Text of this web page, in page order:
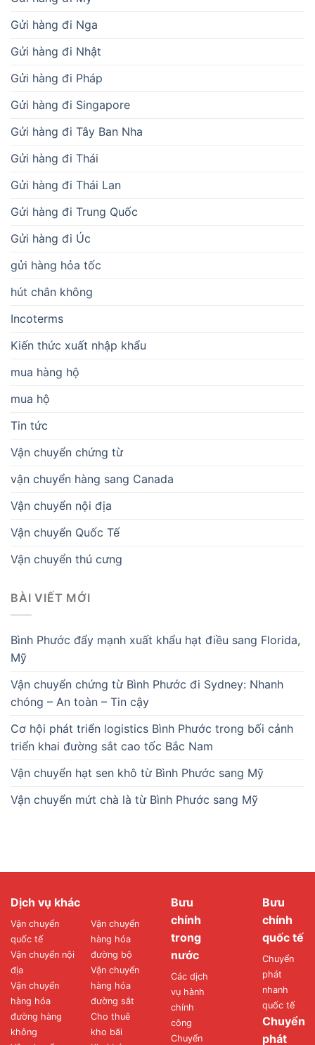
Gửi hàng đi Nga
Gửi hàng đi Nhật
Gửi hàng đi Pháp
Gửi hàng đi Singapore
Gửi hàng đi Tây Ban Nha
Gửi hàng đi Thái
Gửi hàng đi Thái Lan
Gửi hàng đi Trung Quốc
Gửi hàng đi Úc
gửi hàng hỏa tốc
hút chân không
Incoterms
Kiến thức xuất nhập khẩu
mua hàng hộ
mua hộ
Tin tức
Vận chuyển chứng từ
vận chuyển hàng sang Canada
Vận chuyển nội địa
Vận chuyển Quốc Tế
Vận chuyển thú cưng
BÀI VIẾT MỚI
Bình Phước đẩy mạnh xuất khẩu hạt điều sang Florida,
Mỹ
Vận chuyển chứng từ Bình Phước đi Sydney: Nhanh
chóng – An toàn – Tin cậy
Cơ hội phát triển logistics Bình Phước trong bối cảnh
triển khai đường sắt cao tốc Bắc Nam
Vận chuyển hạt sen khô từ Bình Phước sang Mỹ
Vận chuyển mứt chà là từ Bình Phước sang Mỹ
Dịch vụ khác
Vận chuyển
quốc tế
Vận chuyển nội
địa
Vận chuyển
hàng hóa
đường hàng
không
Vận chuyển
hàng hóa
đường bộ
Vận chuyển
hàng hóa
đường sắt
Cho thuê
kho bãi
Bưu
chính
trong
nước
Các dịch
vụ hành
chính
công
Chuyển
Bưu
chính
quốc tế
Chuyển
phát
nhanh
quốc tế
Chuyển
phát